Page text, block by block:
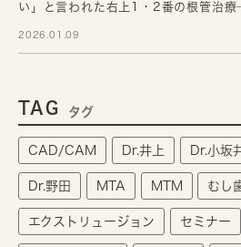
い」と言われた右上1・2番の根管治
2026.01.09
TAG タグ
CAD/CAM Dr.井上 Dr.小坂
Dr.野田 MTA MTM むし
エクストリュージョン セミナー